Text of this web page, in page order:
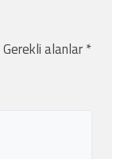
Gerekli alanlar*